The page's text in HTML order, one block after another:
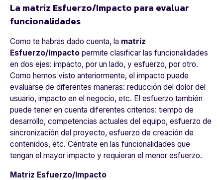
La matriz Esfuerzo/Impacto para evaluar
funcionalidades
Como te habrás dado cuenta, la matriz
Esfuerzo/Impacto permite clasificar las funcionalidades
en dos ejes: impacto, por un lado, y esfuerzo, por otro.
Como hemos visto anteriormente, el impacto puede
evaluarse de diferentes maneras: reducción del dolor del
usuario, impacto en el negocio, etc. El esfuerzo también
puede tener en cuenta diferentes criterios: tiempo de
desarrollo, competencias actuales del equipo, esfuerzo de
sincronización del proyecto, esfuerzo de creación de
contenidos, etc. Céntrate en las funcionalidades que
tengan el mayor impacto y requieran el menor esfuerzo.
Matriz Esfuerzo/Impacto